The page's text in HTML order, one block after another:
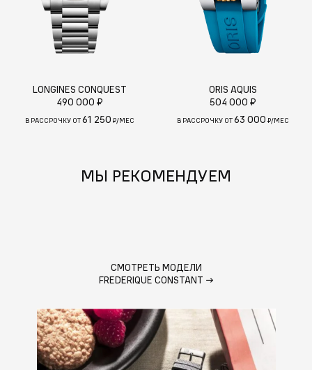
LONGINES CONQUEST
490 000 ₽
В РАССРОЧКУ ОТ61 250 ₽/МЕС
ORIS AQUIS
504 000 ₽
В РАССРОЧКУ ОТ63 000 ₽/МЕС
МЫ РЕКОМЕНДУЕМ
СМОТРЕТЬ МОДЕЛИ
FREDERIQUE CONSTANT →